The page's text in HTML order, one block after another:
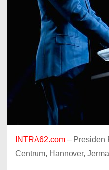
INTRA62.com – Presiden
Centrum, Hannover,